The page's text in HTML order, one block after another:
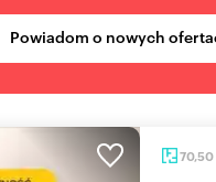
Powiadom o nowych
70,50